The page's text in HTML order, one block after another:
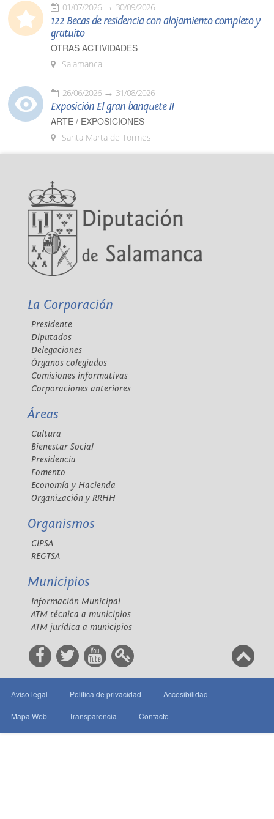
01/07/2026 30/09/2026
122 Becas de residencia con alojamiento completo y
gratuito
OTRAS ACTIVIDADES
Salamanca
26/06/2026 31/08/2026
Exposición El gran banquete II
ARTE / EXPOSICIONES
Santa Marta de Tormes
La Corporación
Presidente
Diputados
Delegaciones
Órganos colegiados
Comisiones informativas
Corporaciones anteriores
Áreas
Cultura
Bienestar Social
Presidencia
Fomento
Economía y Hacienda
Organización y RRHH
Organismos
CIPSA
REGTSA
Municipios
Información Municipal
ATM técnica a municipios
ATM jurídica a municipios
Aviso legal Política de privacidad Accesibilidad
Mapa Web Transparencia Contacto